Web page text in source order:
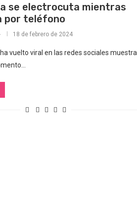
se electrocuta mientras
por teléfono
18 de febrero de 2024
vuelto viral en las redes sociales muestra